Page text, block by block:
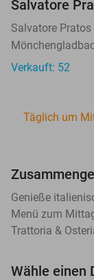
Salvatore
Salvatore
Verkauft: 52
Täglich um
Genieße
Menü zum
Trattoria &
Wähle einen